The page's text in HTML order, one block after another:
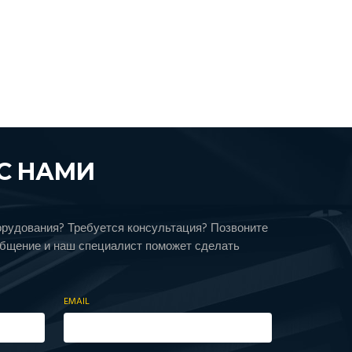
НАМИ
Требуется консультация? Позвоните
и наш специалист поможет сделать
EMAIL